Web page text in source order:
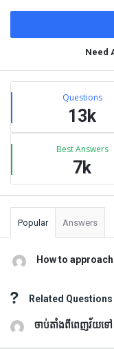
Need
Sidebar
Stats Questions
13k
Best Answers
7k
Popular Answers
How to
Related Questions
ចាប់តាំងពីពេញវ័យទៅ